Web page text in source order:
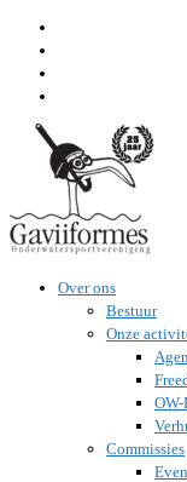
inhoud
Over ons
Bestuur
Onze
Commissies